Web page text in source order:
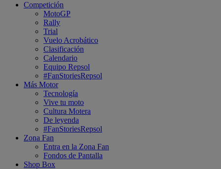
Competición
MotoGP
Rally
Trial
Vuelo Acrobático
Clasificación
Calendario
Equipo Repsol
#FanStoriesRepsol
Más Motor
Tecnología
Vive tu moto
Cultura Motera
De leyenda
#FanStoriesRepsol
Zona Fan
Entra en la Zona Fan
Fondos de Pantalla
Shop Box